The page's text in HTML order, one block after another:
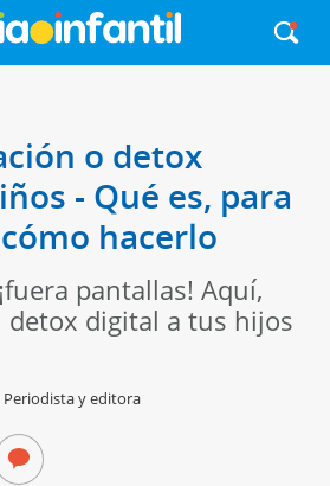
o detox
- Qué es, para
hacerlo
pantallas! Aquí,
detox digital a tus hijos
Periodista y editora